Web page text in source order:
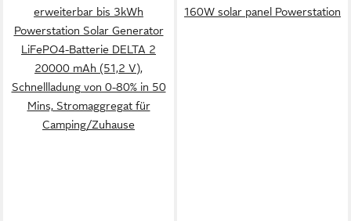
erweiterbar bis 3kWh
Powerstation Solar Generator
LiFePO4-Batterie DELTA 2
20000 mAh (51,2 V),
Schnellladung von 0-80% in 50
Mins, Stromaggregat für
Camping/Zuhause
160W solar panel Powerstation